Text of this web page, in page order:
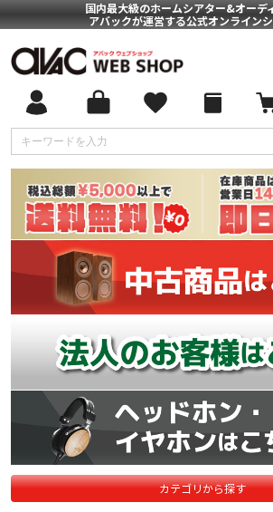
国内最大級のホームシアター&オーデ
アバックが運営する公式オンライン
カテゴリから探す